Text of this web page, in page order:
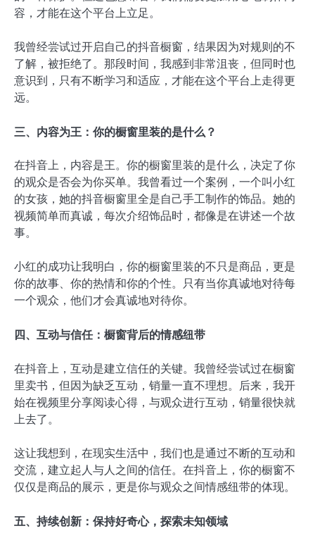
容，才能在这个平台上立足。
我曾经尝试过开启自己的抖音橱窗，结果因为对规则的不
了解，被拒绝了。那段时间，我感到非常沮丧，但同时也
意识到，只有不断学习和适应，才能在这个平台上走得更
远。
三、内容为王：你的橱窗里装的是什么？
在抖音上，内容是王。你的橱窗里装的是什么，决定了你
的观众是否会为你买单。我曾看过一个案例，一个叫小红
的女孩，她的抖音橱窗里全是自己手工制作的饰品。她的
视频简单而真诚，每次介绍饰品时，都像是在讲述一个故
事。
小红的成功让我明白，你的橱窗里装的不只是商品，更是
你的故事、你的热情和你的个性。只有当你真诚地对待每
一个观众，他们才会真诚地对待你。
四、互动与信任：橱窗背后的情感纽带
在抖音上，互动是建立信任的关键。我曾经尝试过在橱窗
里卖书，但因为缺乏互动，销量一直不理想。后来，我开
始在视频里分享阅读心得，与观众进行互动，销量很快就
上去了。
这让我想到，在现实生活中，我们也是通过不断的互动和
交流，建立起人与人之间的信任。在抖音上，你的橱窗不
仅仅是商品的展示，更是你与观众之间情感纽带的体现。
五、持续创新：保持好奇心，探索未知领域